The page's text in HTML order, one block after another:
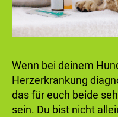
Wenn bei deinem
Herzerkrankung
das für euch beide
sein. Du bist nicht